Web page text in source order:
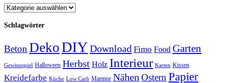
Schlagwörter
Beton DekoDIYDownload Fimo Food Garten
Gewinnspiel Halloween Herbst Holz Interieur Karten Kissen
Kreidefarbe Küche Low Carb Marmor Nähen Ostern Papier